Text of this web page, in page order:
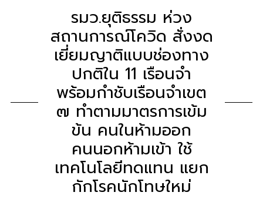
รมว.ยุติธรรม ห่วง
สถานการณ์โควิด สั่งงด
เยี่ยมญาติแบบช่องทาง
ปกติใน 11 เรือนจำ
พร้อมกำชับเรือนจำเขต
๗ ทำตามมาตรการเข้ม
ข้น คนในห้ามออก
คนนอกห้ามเข้า ใช้
เทคโนโลยีทดแทน แยก
กักโรคนักโทษใหม่